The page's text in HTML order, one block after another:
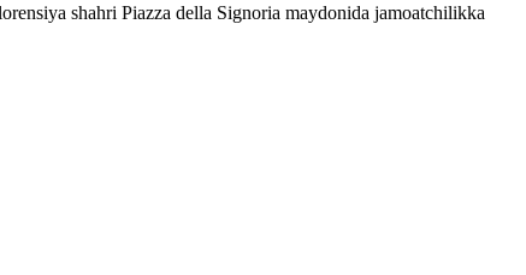
shahri Piazza della Signoria maydonida jamoatchilikka